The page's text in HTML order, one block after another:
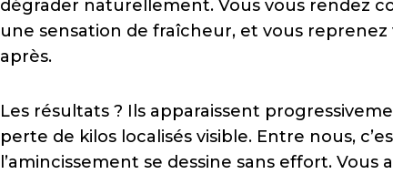
dégrader naturellement. Vous vous rendez
une sensation de fraîcheur, et vous
après.
Les résultats ? Ils apparaissent
perte de kilos localisés visible. Entre nous,
l’amincissement se dessine sans effort. Vous